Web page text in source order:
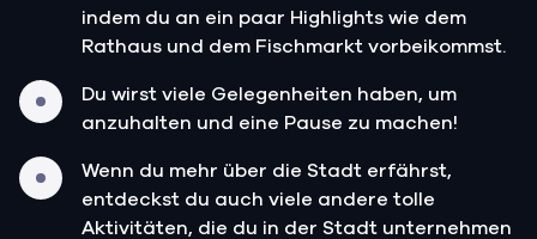
indem du an ein paar Highlights wie dem
Rathaus und dem Fischmarkt vorbeikommst.
Du wirst viele Gelegenheiten haben, um
anzuhalten und eine Pause zu machen!
Wenn du mehr über die Stadt erfährst,
entdeckst du auch viele andere tolle
Aktivitäten, die du in der Stadt unternehmen